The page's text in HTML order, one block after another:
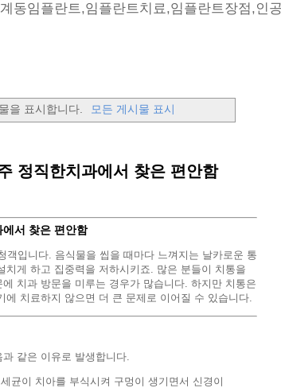
동임플란트,임플란트치료,임플란트장점,인
을 표시합니다. 모든 게시물 표시
정직한치과에서 찾은 편안함
서 찾은 편안함
객입니다. 음식물을 씹을 때마다 느껴지는 날카로운 통
게 하고 집중력을 저하시키죠. 많은 분들이 치통을
치과 방문을 미루는 경우가 많습니다. 하지만 치통은
치료하지 않으면 더 큰 문제로 이어질 수 있습니다.
같은 이유로 발생합니다.
균이 치아를 부식시켜 구멍이 생기면서 신경이